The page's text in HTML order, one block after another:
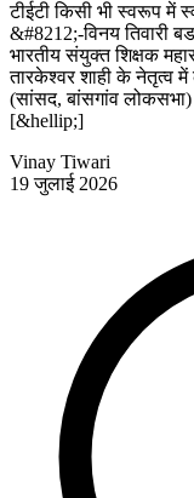
टीईटी किसी भी स्वरूप में
&#8212;-विनय तिवारी
भारतीय संयुक्त शिक्षक
तारकेश्वर शाही के नेतृत्व में
(सांसद, बांसगांव
[&hellip;]
Vinay Tiwari
19 जुलाई 2026